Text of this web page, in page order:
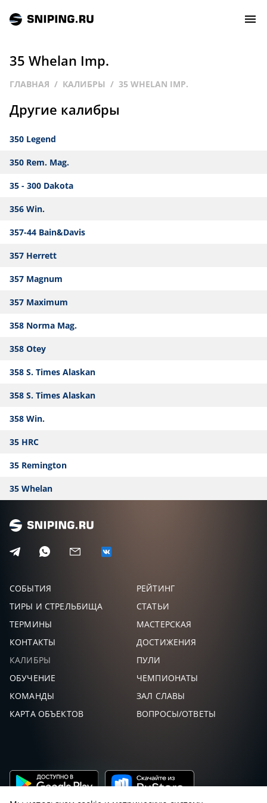
РЕЙТИНГ
ТИРЫ И СТРЕЛЬБИЩА
ЗАЛ СЛАВЫ
35 Whelan Imp.
ГЛАВНАЯ КАЛИБРЫ 35 WHELAN IMP.
Другие калибры
350 Legend
350 Rem. Mag.
35 - 300 Dakota
356 Win.
357-44 Bain&Davis
357 Herrett
357 Magnum
357 Maximum
358 Norma Mag.
358 Otey
358 S. Times Alaskan
358 S. Times Alaskan
358 Win.
35 HRC
35 Remington
35 Whelan
СОБЫТИЯ
РЕЙТИНГ
ТИРЫ И СТРЕЛЬБИЩА
СТАТЬИ
ТЕРМИНЫ
МАСТЕРСКАЯ
КОНТАКТЫ
ДОСТИЖЕНИЯ
КАЛИБРЫ
ПУЛИ
ОБУЧЕНИЕ
ЧЕМПИОНАТЫ
КОМАНДЫ
ЗАЛ СЛАВЫ
КАРТА ОБЪЕКТОВ
ВОПРОСЫ/ОТВЕТЫ